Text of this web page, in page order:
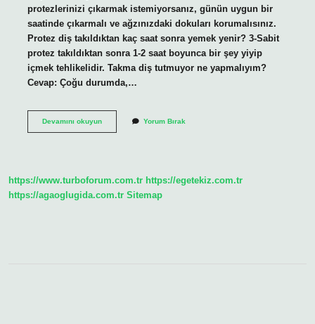
protezlerinizi çıkarmak istemiyorsanız, günün uygun bir
saatinde çıkarmalı ve ağzınızdaki dokuları korumalısınız.
Protez diş takıldıktan kaç saat sonra yemek yenir? 3-Sabit
protez takıldıktan sonra 1-2 saat boyunca bir şey yiyip
içmek tehlikelidir. Takma diş tutmuyor ne yapmalıyım?
Cevap: Çoğu durumda,…
Devamını okuyunTakma
Yorum Bırak
https://www.turboforum.com.tr https://egetekiz.com.tr
https://agaoglugida.com.tr Sitemap